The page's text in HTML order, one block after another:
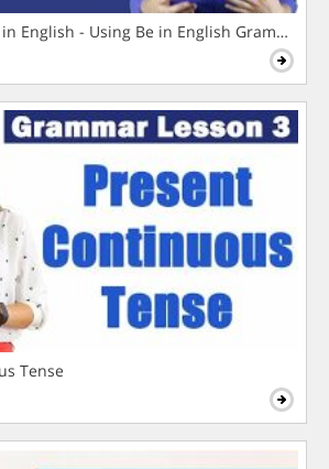
in English - Using Be in English Grammar
Tense